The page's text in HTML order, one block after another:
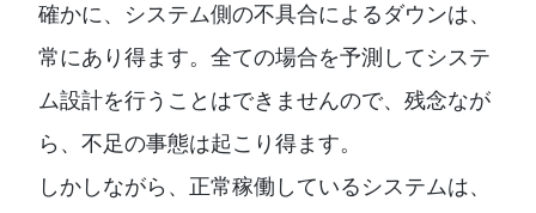
確かに、システム側の不具合によるダウンは、
常にあり得ます。全ての場合を予測してシステ
ム設計を行うことはできませんので、残念なが
ら、不足の事態は起こり得ます。
しかしながら、正常稼働しているシステムは、